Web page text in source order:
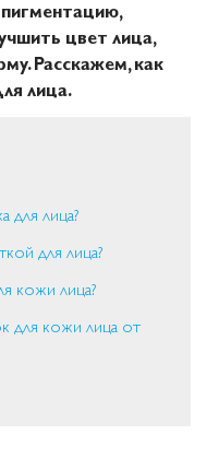
цвет лица,
Расскажем, как
лица.
для лица?
для лица?
кожи лица?
для кожи лица от